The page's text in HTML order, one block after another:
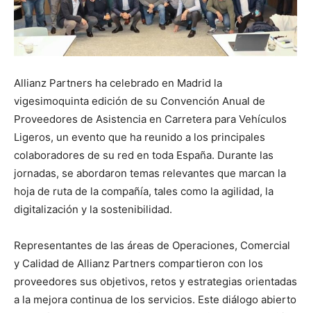
Allianz Partners ha celebrado en Madrid la
vigesimoquinta edición de su Convención Anual de
Proveedores de Asistencia en Carretera para Vehículos
Ligeros, un evento que ha reunido a los principales
colaboradores de su red en toda España. Durante las
jornadas, se abordaron temas relevantes que marcan la
hoja de ruta de la compañía, tales como la agilidad, la
digitalización y la sostenibilidad.
Representantes de las áreas de Operaciones, Comercial
y Calidad de Allianz Partners compartieron con los
proveedores sus objetivos, retos y estrategias orientadas
a la mejora continua de los servicios. Este diálogo abierto